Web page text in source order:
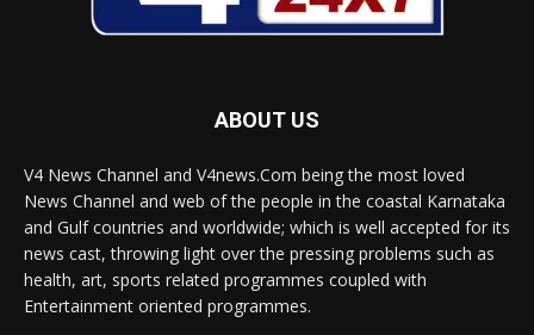
ABOUT US
V4 News Channel and V4news.Com being the most loved
News Channel and web of the people in the coastal Karnataka
and Gulf countries and worldwide; which is well accepted for its
news cast, throwing light over the pressing problems such as
health, art, sports related programmes coupled with
Entertainment oriented programmes.